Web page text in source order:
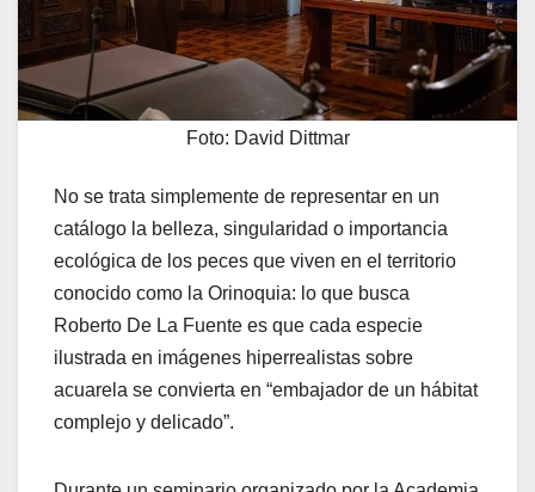
Foto: David Dittmar
No se trata simplemente de representar en un
catálogo la belleza, singularidad o importancia
ecológica de los peces que viven en el territorio
conocido como la Orinoquia: lo que busca
Roberto De La Fuente es que cada especie
ilustrada en imágenes hiperrealistas sobre
acuarela se convierta en “embajador de un hábitat
complejo y delicado”.